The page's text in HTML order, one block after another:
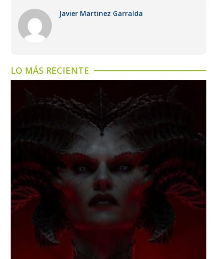
Javier Martinez Garralda
LO MÁS RECIENTE